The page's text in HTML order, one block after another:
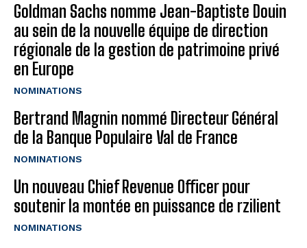
Goldman Sachs nomme Jean-Baptiste Douin
au sein de la nouvelle équipe de direction
régionale de la gestion de patrimoine privé
en Europe
NOMINATIONS
Bertrand Magnin nommé Directeur Général
de la Banque Populaire Val de France
NOMINATIONS
Un nouveau Chief Revenue Officer pour
soutenir la montée en puissance de rzilient
NOMINATIONS